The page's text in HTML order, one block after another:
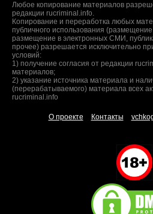
Любое копирование материалов
редакции rucriminal.info.
Копирование и переработка любых
публичного использования (размещение
размещение в электронных СМИ,
прочее) разрешается исключительно
условий:
1) получение согласия от редакции
материалов;
2) указание источника материала и
(перерабатываемого) материала всех
rucriminal.info
О проекте Контакты